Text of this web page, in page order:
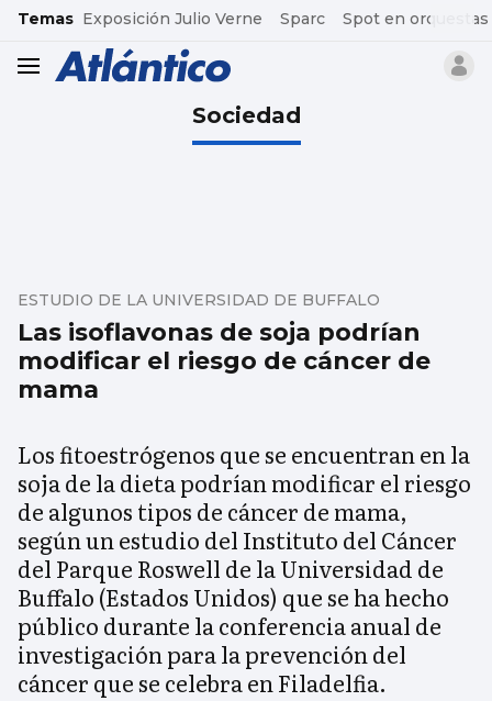
common.go-to-content
Temas Exposición Julio Verne Sparc Spot en orquestas
header.menu.open
Sociedad
Las isoflavonas de soja podrían
modificar el riesgo de cáncer de
mama
ESTUDIO DE LA UNIVERSIDAD DE BUFFALO
Los fitoestrógenos que se encuentran en la
soja de la dieta podrían modificar el riesgo
de algunos tipos de cáncer de mama,
según un estudio del Instituto del Cáncer
del Parque Roswell de la Universidad de
Buffalo (Estados Unidos) que se ha hecho
público durante la conferencia anual de
investigación para la prevención del
cáncer que se celebra en Filadelfia.